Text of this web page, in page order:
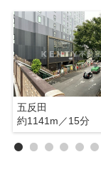
五反田
約1141m／15分